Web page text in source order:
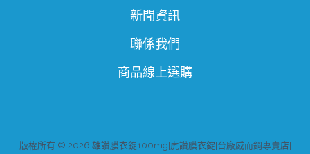
新聞資訊
聯係我們
商品線上選購
版權所有 © 2026 雄讚膜衣錠100mg|虎讚膜衣錠|台廠威而鋼專賣店|